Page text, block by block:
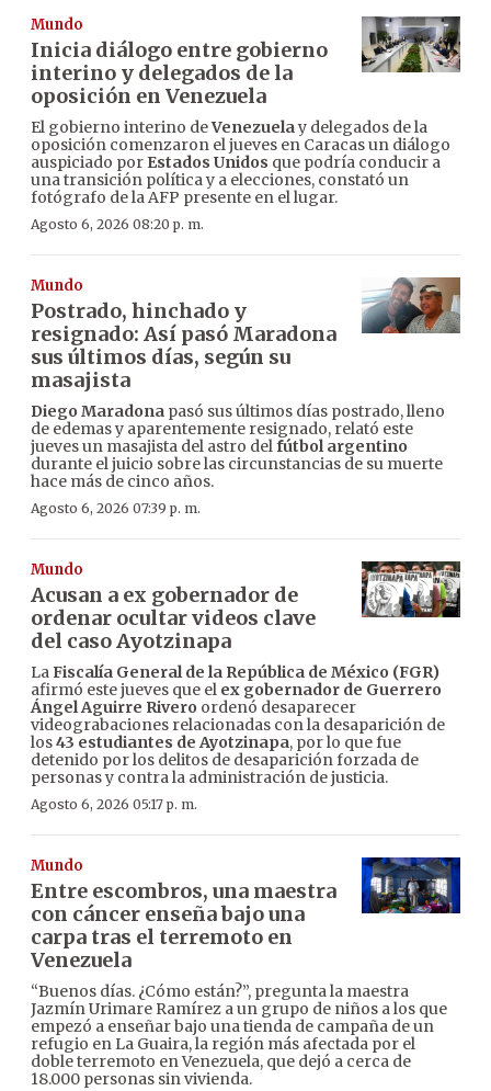
Mundo
Inicia diálogo entre gobierno
interino y delegados de la
oposición en Venezuela
El gobierno interino deVenezuelay delegados de la
oposición comenzaron el jueves en Caracas un diálogo
auspiciado por Estados Unidos que podría conducir a
una transición política y a elecciones, constató un
fotógrafo de la AFP presente en el lugar.
Agosto 6, 2026 08:20 p. m.
Mundo
Postrado, hinchado y
resignado: Así pasó Maradona
sus últimos días, según su
masajista
Diego Maradona pasó sus últimos días postrado, lleno
de edemas y aparentemente resignado, relató este
jueves un masajista del astro delfútbol argentino
durante el juicio sobre las circunstancias de su muerte
hace más de cinco años.
Agosto 6, 2026 07:39 p. m.
Mundo
Acusan a ex gobernador de
ordenar ocultar videos clave
del caso Ayotzinapa
LaFiscalía General de la República de México (FGR)
afirmó este jueves que el ex gobernador de Guerrero
Ángel Aguirre Rivero ordenó desaparecer
videograbaciones relacionadas con la desaparición de
los43 estudiantes de Ayotzinapa, por lo que fue
detenido por los delitos de desaparición forzada de
personas y contra la administración de justicia.
Agosto 6, 2026 05:17 p. m.
Mundo
Entre escombros, una maestra
con cáncer enseña bajo una
carpa tras el terremoto en
Venezuela
“Buenos días. ¿Cómo están?”, pregunta la maestra
Jazmín Urimare Ramírez a un grupo de niños a los que
empezó a enseñar bajo una tienda de campaña de un
refugio en La Guaira, la región más afectada por el
doble terremoto en Venezuela, que dejó a cerca de
18.000 personas sin vivienda.